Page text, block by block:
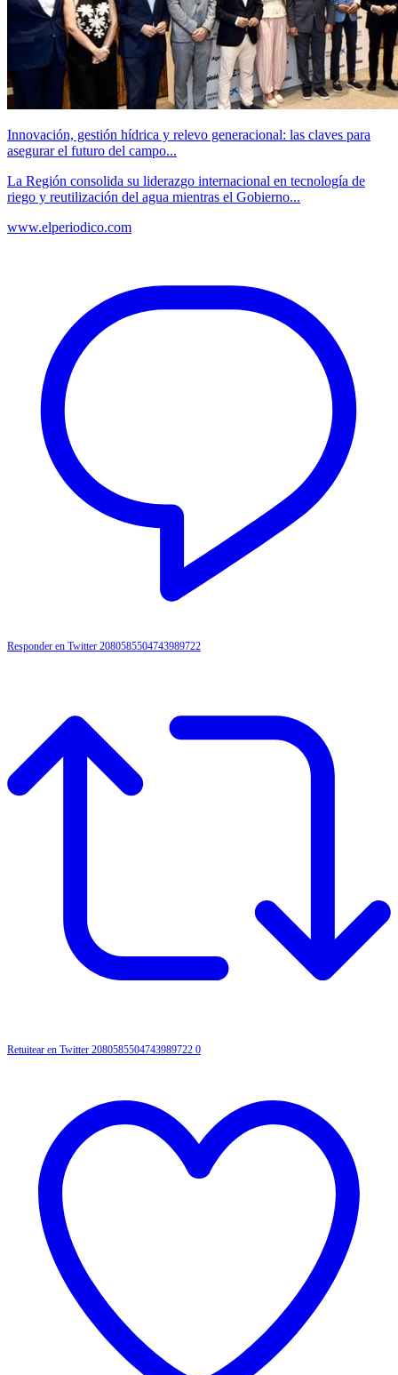
Innovación, gestión hídrica y relevo generacional: las claves para
asegurar el futuro del campo...
La Región consolida su liderazgo internacional en tecnología de
riego y reutilización del agua mientras el Gobierno...
www.elperiodico.com
Responder en Twitter 2080585504743989722
Retuitear en Twitter 2080585504743989722 0